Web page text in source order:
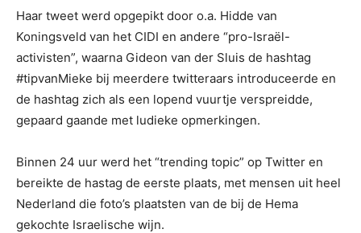
Haar tweet werd opgepikt door o.a. Hidde van
Koningsveld van het CIDI en andere “pro-Israël-
activisten”, waarna Gideon van der Sluis de hashtag
#tipvanMieke bij meerdere twitteraars introduceerde en
de hashtag zich als een lopend vuurtje verspreidde,
gepaard gaande met ludieke opmerkingen.
Binnen 24 uur werd het “trending topic” op Twitter en
bereikte de hastag de eerste plaats, met mensen uit heel
Nederland die foto’s plaatsten van de bij de Hema
gekochte Israelische wijn.